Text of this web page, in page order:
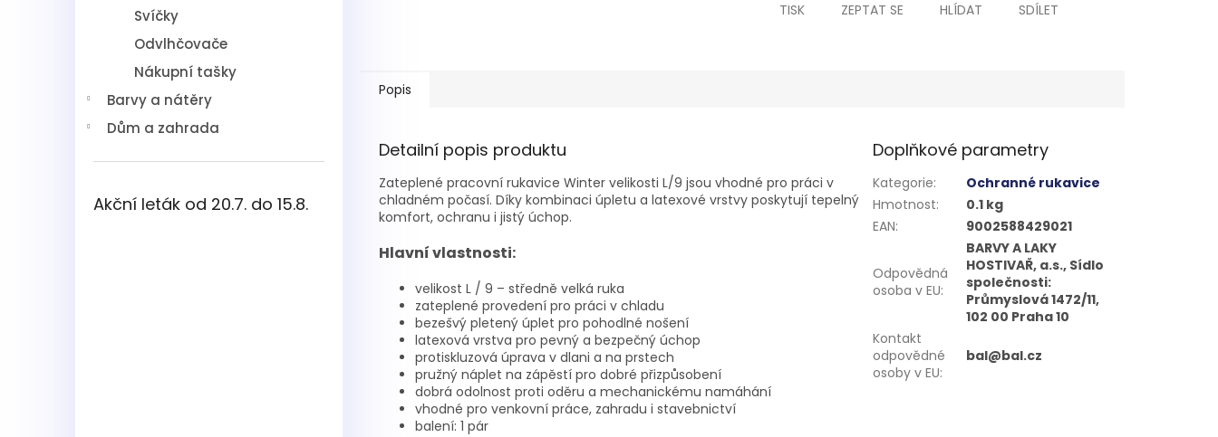
Svíčky
Odvlhčovače
Nákupní tašky
Barvy a nátěry
Dům a zahrada
Akční leták od 20.7. do 15.8.
TISK ZEPTAT SE HLÍDAT SDÍLET
Popis
Detailní popis produktu
Zateplené pracovní rukavice Winter velikosti L/9 jsou vhodné pro práci v
chladném počasí. Díky kombinaci úpletu a latexové vrstvy poskytují tepelný
komfort, ochranu i jistý úchop.
Hlavní vlastnosti:
velikost L / 9 – středně velká ruka
zateplené provedení pro práci v chladu
bezešvý pletený úplet pro pohodlné nošení
latexová vrstva pro pevný a bezpečný úchop
protiskluzová úprava v dlani a na prstech
pružný náplet na zápěstí pro dobré přizpůsobení
dobrá odolnost proti oděru a mechanickému namáhání
vhodné pro venkovní práce, zahradu i stavebnictví
balení: 1 pár
Doplňkové parametry
Kategorie:
Ochranné rukavice
Hmotnost:
0.1 kg
EAN: 9002588429021
Odpovědná
osoba v EU:
BARVY A LAKY
HOSTIVAŘ, a.s., Sídlo
společnosti:
Průmyslová 1472/11,
102 00 Praha 10
Kontakt
odpovědné
osoby v EU:
bal@bal.cz